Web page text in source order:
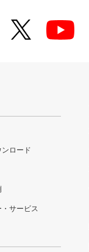
ロード
サービス